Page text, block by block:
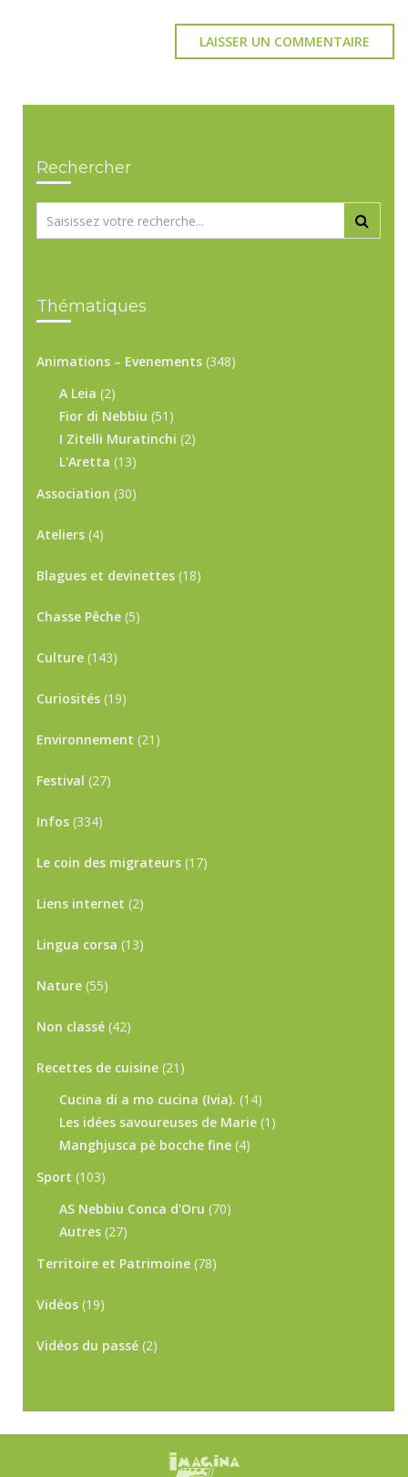
Rechercher
Thématiques
Animations – Evenements (348)
A Leia (2)
Fior di Nebbiu (51)
I Zitelli Muratinchi (2)
L'Aretta (13)
Association (30)
Ateliers (4)
Blagues et devinettes (18)
Chasse Pêche (5)
Culture (143)
Curiosités (19)
Environnement (21)
Festival (27)
Infos (334)
Le coin des migrateurs (17)
Liens internet (2)
Lingua corsa (13)
Nature (55)
Non classé (42)
Recettes de cuisine (21)
Cucina di a mo cucina (Ivia). (14)
Les idées savoureuses de Marie (1)
Manghjusca pè bocche fine (4)
Sport (103)
AS Nebbiu Conca d'Oru (70)
Autres (27)
Territoire et Patrimoine (78)
Vidéos (19)
Vidéos du passé (2)